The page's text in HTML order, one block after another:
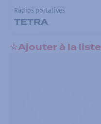
Radios portatives
TETRA
Ajouter à la liste